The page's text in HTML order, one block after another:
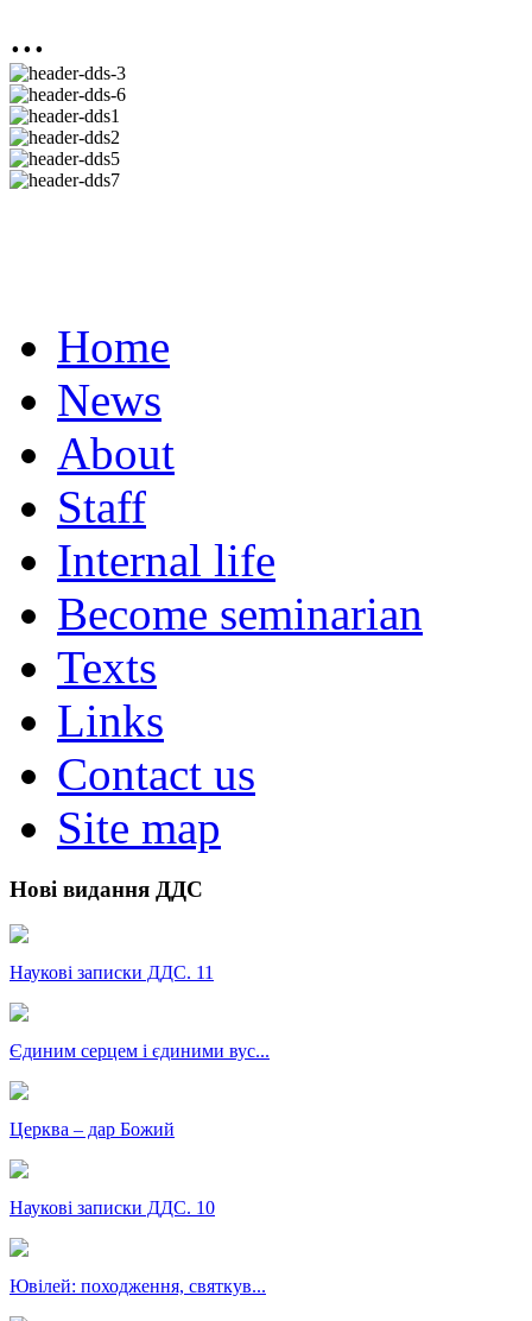
...
Home
News
About
Staff
Internal life
Become seminarian
Texts
Links
Contact us
Site map
Нові видання ДДС
Наукові записки ДДС. 11
Єдиним серцем і єдиними вус...
Церква – дар Божий
Наукові записки ДДС. 10
Ювілей: походження, святкув...